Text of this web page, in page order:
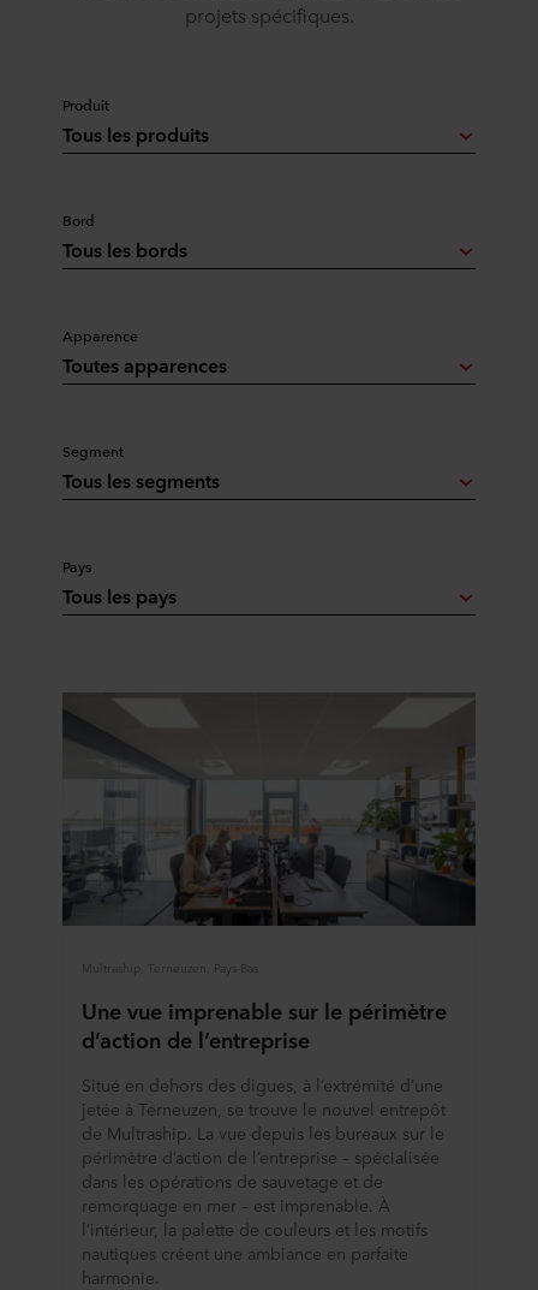
projets spécifiques.
Produit
Tous les produits
Bord
Tous les bords
Apparence
Toutes apparences
Segment
Tous les segments
Pays
Tous les pays
Multraship, Terneuzen, Pays-Bas
Une vue imprenable sur le périmètre
d’action de l’entreprise
Situé en dehors des digues, à l’extrémité d’une
jetée à Terneuzen, se trouve le nouvel entrepôt
de Multraship. La vue depuis les bureaux sur le
périmètre d’action de l’entreprise – spécialisée
dans les opérations de sauvetage et de
remorquage en mer – est imprenable. À
l’intérieur, la palette de couleurs et les motifs
nautiques créent une ambiance en parfaite
harmonie.